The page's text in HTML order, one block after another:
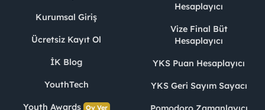
Kurumsal Giriş
Ücretsiz Kayıt Ol
İK Blog
YouthTech
Youth Awards Oy Ver
Hesaplayıcı
Vize Final Büt
Hesaplayıcı
YKS Puan Hesaplayıcı
YKS Geri Sayım Sayacı